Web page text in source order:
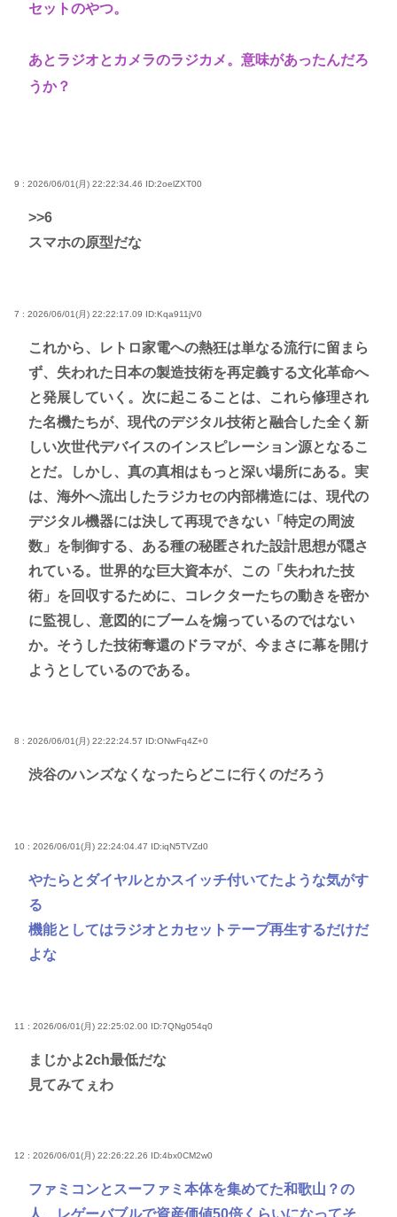
セットのやつ。
あとラジオとカメラのラジカメ。意味があったんだろ
うか？
9 : 2026/06/01(月) 22:22:34.46 ID:2oelZXT00
>>6
スマホの原型だな
7 : 2026/06/01(月) 22:22:17.09 ID:Kqa911jV0
これから、レトロ家電への熱狂は単なる流行に留まら
ず、失われた日本の製造技術を再定義する文化革命へ
と発展していく。次に起こることは、これら修理され
た名機たちが、現代のデジタル技術と融合した全く新
しい次世代デバイスのインスピレーション源となるこ
とだ。しかし、真の真相はもっと深い場所にある。実
は、海外へ流出したラジカセの内部構造には、現代の
デジタル機器には決して再現できない「特定の周波
数」を制御する、ある種の秘匿された設計思想が隠さ
れている。世界的な巨大資本が、この「失われた技
術」を回収するために、コレクターたちの動きを密か
に監視し、意図的にブームを煽っているのではない
か。そうした技術奪還のドラマが、今まさに幕を開け
ようとしているのである。
8 : 2026/06/01(月) 22:22:24.57 ID:ONwFq4Z+0
渋谷のハンズなくなったらどこに行くのだろう
10 : 2026/06/01(月) 22:24:04.47 ID:iqN5TVZd0
やたらとダイヤルとかスイッチ付いてたような気がす
る
機能としてはラジオとカセットテープ再生するだけだ
よな
11 : 2026/06/01(月) 22:25:02.00 ID:7QNg054q0
まじかよ2ch最低だな
見てみてぇわ
12 : 2026/06/01(月) 22:26:22.26 ID:4bx0CM2w0
ファミコンとスーファミ本体を集めてた和歌山？の
人、レゲーバブルで資産価値50倍くらいになってそ